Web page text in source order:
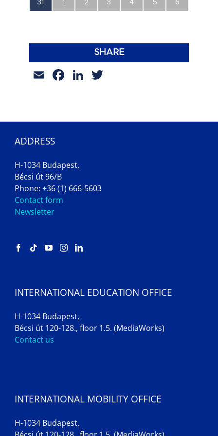
0
esemény,
31
0
esemény,
1
0
esemény,
2
0
esemény,
3
0
esemény,
4
0
esemény,
5
0
esemény,
6
SHARE
EmailFacebook
LinkedIn
ADDRESS
H-1034 Budapest,
Bécsi út 96/B
Phone: +36 (1) 666-5603
Contact form
Newsletter
INTERNATIONAL EDUCATION OFFICE
H-1034 Budapest,
Bécsi út 120-128., floor 1.5. (MediaWorks)
Contact us
INTERNATIONAL MOBILITY OFFICE
H-1034 Budapest,